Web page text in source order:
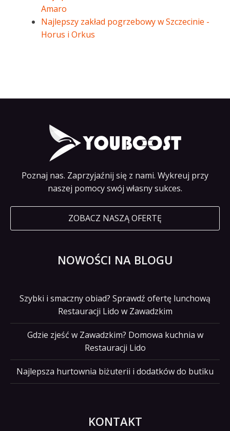
Amaro
Najlepszy zakład pogrzebowy w Szczecinie -
Horus i Orkus
Poznaj nas. Zaprzyjaźnij się z nami. Wykreuj przy
naszej pomocy swój własny sukces.
ZOBACZ NASZĄ OFERTĘ
NOWOŚCI NA BLOGU
Szybki i smaczny obiad? Sprawdź ofertę lunchową
Restauracji Lido w Zawadzkim
Gdzie zjeść w Zawadzkim? Domowa kuchnia w
Restauracji Lido
Najlepsza hurtownia biżuterii i dodatków do butiku
KONTAKT